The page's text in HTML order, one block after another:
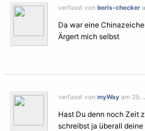
verfasst von boris-checker
Da war eine
Ärgert mich selbst
verfasst von myWay am 25.
Hast Du denn noch Zeit
schreibst ja überall